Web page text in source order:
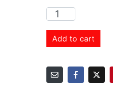
Add to cart